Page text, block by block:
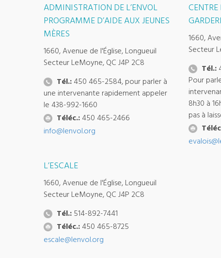
ADMINISTRATION DE L’ENVOL
PROGRAMME D’AIDE AUX JEUNES
MÈRES
1660, Avenue de l'Église, Longueuil
Secteur LeMoyne, QC J4P 2C8
Tél.: 450 465-2584, pour parler à
une intervenante rapidement appeler
le 438-992-1660
Téléc.: 450 465-2466
info@lenvol.org
1660,
Secteur
Tél.:
Pour
8h30 à
pas à
L’ESCALE
1660, Avenue de l'Église, Longueuil
Secteur LeMoyne, QC J4P 2C8
Tél.: 514-892-7441
Téléc.: 450 465-8725
escale@lenvol.org